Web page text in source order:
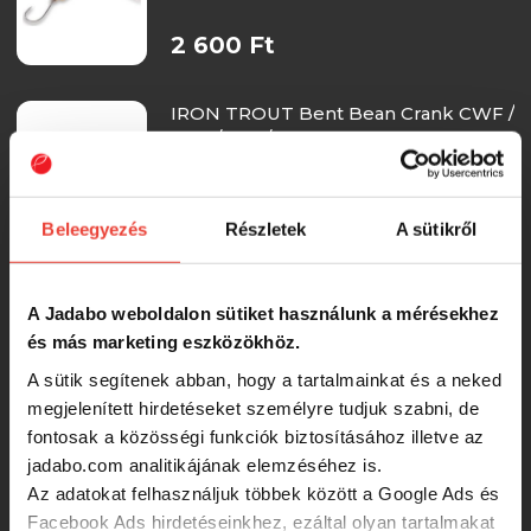
Beleegyezés Részletek A sütikről
A Jadabo weboldalon sütiket használunk a mérésekhez
és más marketing eszközökhöz.
A sütik segítenek abban, hogy a tartalmainkat és a neked
megjelenített hirdetéseket személyre tudjuk szabni, de
fontosak a közösségi funkciók biztosításához illetve az
jadabo.com analitikájának elemzéséhez is.
Az adatokat felhasználjuk többek között a Google Ads és
Facebook Ads hirdetéseinkhez, ezáltal olyan tartalmakat
2 600 Ft
IRON TROUT Bent Bean Crank CWF /
3cm / 1,2g / merülés 0,5-1,2m
5,9cm / 5,8g / merülés 0,5-1,5m
2 600 Ft
DOIYO Nomin 60 Hiratai SP Crank